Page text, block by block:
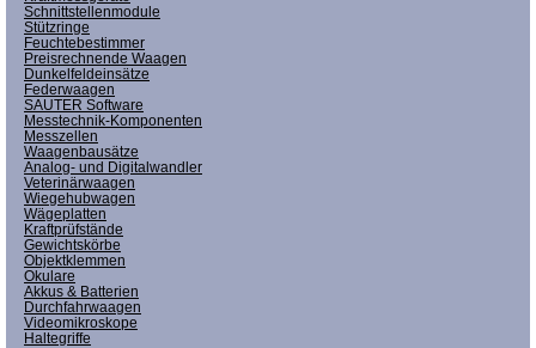
Schnittstellenmodule
Stützringe
Feuchtebestimmer
Preisrechnende Waagen
Dunkelfeldeinsätze
Federwaagen
SAUTER Software
Messtechnik-Komponenten
Messzellen
Waagenbausätze
Analog- und Digitalwandler
Veterinärwaagen
Wiegehubwagen
Wägeplatten
Kraftprüfstände
Gewichtskörbe
Objektklemmen
Okulare
Akkus & Batterien
Durchfahrwaagen
Videomikroskope
Haltegriffe